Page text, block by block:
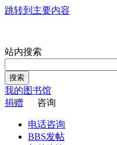
跳转到主要内容
站内搜索
搜索
我的图书馆
捐赠
咨询
电话咨询
BBS发帖